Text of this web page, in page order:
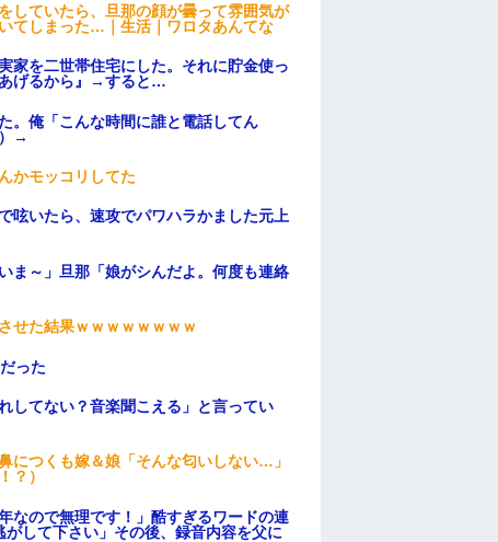
していたら、旦那の顔が曇って雰囲気が
てしまった…｜生活｜ワロタあんてな
家を二世帯住宅にした。それに貯金使っ
げるから』→すると…
。俺「こんな時間に誰と電話してん
→
かモッコリしてた
呟いたら、速攻でパワハラかました元上
ま～」旦那「娘がシんだよ。何度も連絡
せた結果ｗｗｗｗｗｗｗｗ
った
してない？音楽聞こえる」と言ってい
につくも嫁＆娘「そんな匂いしない…」
？）
なので無理です！」酷すぎるワードの連
して下さい」その後、録音内容を父に